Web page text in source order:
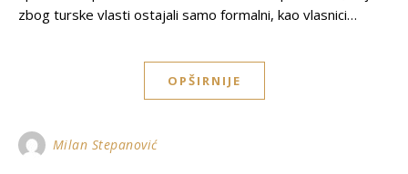
zbog turske vlasti ostajali samo formalni, kao vlasnici…
OPŠIRNIJE
Milan Stepanović